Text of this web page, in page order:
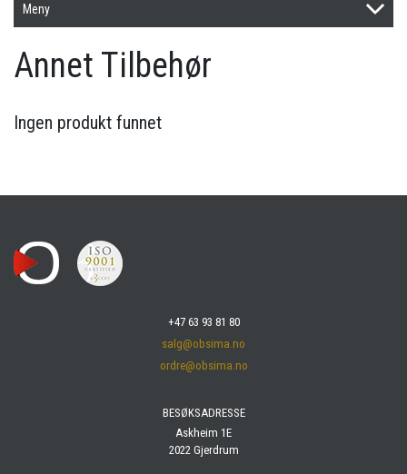
Meny
Annet Tilbehør
Ingen produkt funnet
+47 63 93 81 80
salg@obsima.no
ordre@obsima.no
BESØKSADRESSE
Askheim 1E
2022 Gjerdrum